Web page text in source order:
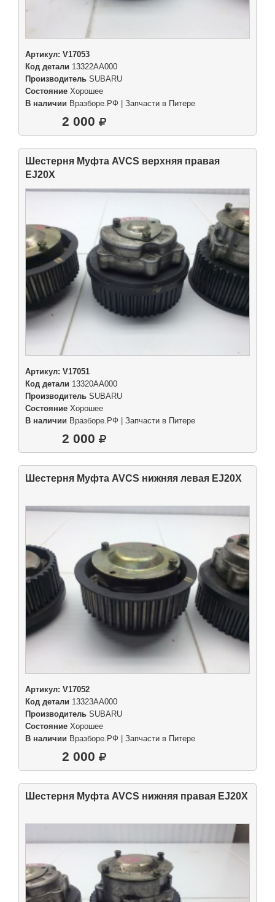
Артикул: V17053
Код детали 13322AA000
Производитель SUBARU
Состояние Хорошее
В наличии Вразборе.РФ | Запчасти в Питере
2 000
Шестерня Муфта AVCS верхняя правая
EJ20X
Артикул: V17051
Код детали 13320AA000
Производитель SUBARU
Состояние Хорошее
В наличии Вразборе.РФ | Запчасти в Питере
2 000
Шестерня Муфта AVCS нижняя левая EJ20X
Артикул: V17052
Код детали 13323AA000
Производитель SUBARU
Состояние Хорошее
В наличии Вразборе.РФ | Запчасти в Питере
2 000
Шестерня Муфта AVCS нижняя правая EJ20X